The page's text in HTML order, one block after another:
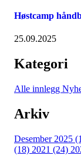
Høstcamp
25.09.2025
Kategori
Alle innlegg
Arkiv
Desember 2025
(18) 2021 (24)